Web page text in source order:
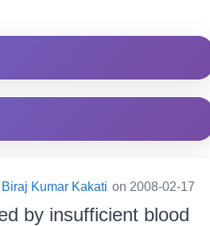
Biraj Kumar Kakati on 2008-02-17
by insufficient blood